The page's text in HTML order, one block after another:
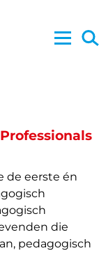
de eerste én
die
pedagogisch